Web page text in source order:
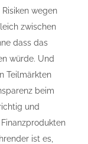
wegen
zwischen
dass das
würde. Und
Teilmärkten
beim
und
ist es,